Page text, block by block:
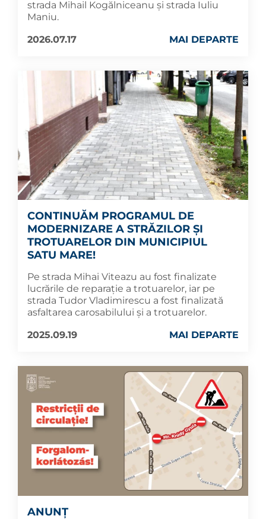
strada Mihail Kogălniceanu și strada Iuliu
Maniu.
2026.07.17
MAI DEPARTE
CONTINUĂM PROGRAMUL DE
MODERNIZARE A STRĂZILOR ȘI
TROTUARELOR DIN MUNICIPIUL
SATU MARE!
Pe strada Mihai Viteazu au fost finalizate
lucrările de reparație a trotuarelor, iar pe
strada Tudor Vladimirescu a fost finalizată
asfaltarea carosabilului și a trotuarelor.
2025.09.19
MAI DEPARTE
ANUNȚ